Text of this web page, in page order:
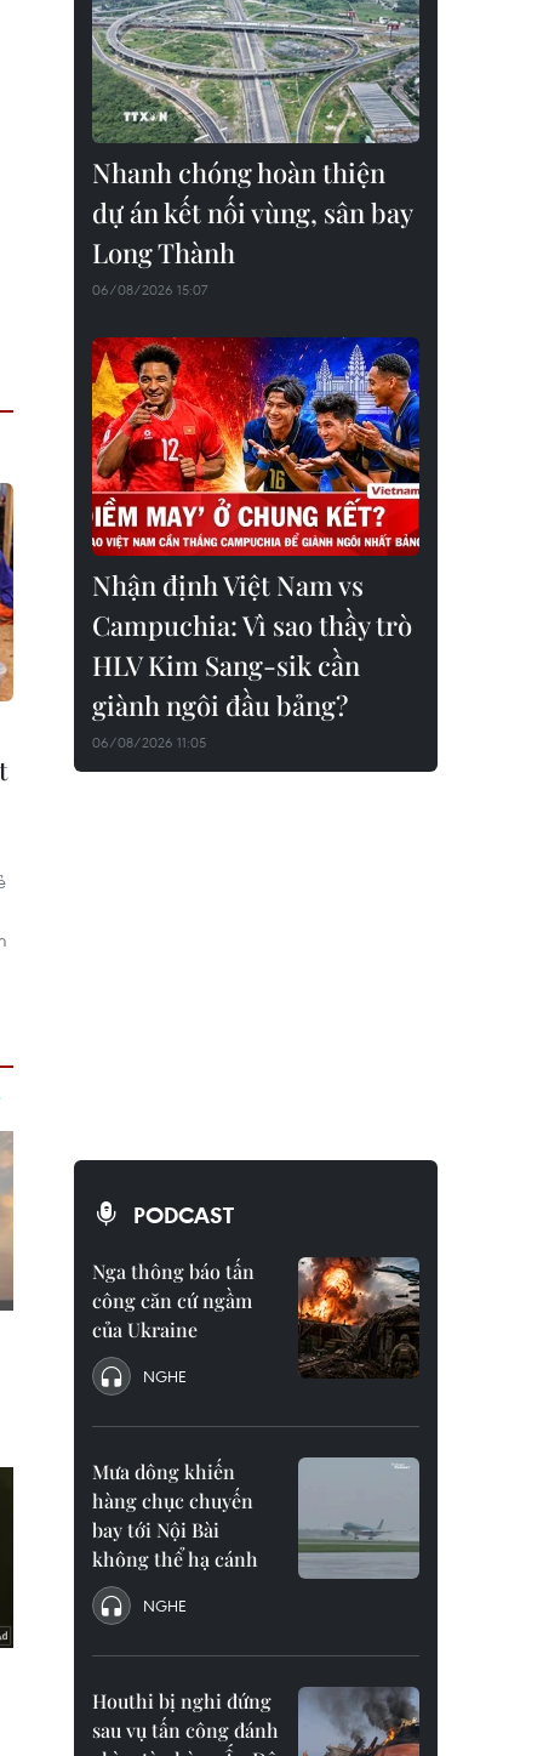
Nhanh chóng hoàn thiện
dự án kết nối vùng, sân bay
Long Thành
06/08/2026 15:07
Nhận định Việt Nam vs
Campuchia: Vì sao thầy trò
HLV Kim Sang-sik cần
giành ngôi đầu bảng?
06/08/2026 11:05
PODCAST
Nga thông báo tấn
công căn cứ ngầm
của Ukraine
NGHE
Mưa dông khiến
hàng chục chuyến
bay tới Nội Bài
không thể hạ cánh
NGHE
Houthi bị nghi đứng
sau vụ tấn công đánh